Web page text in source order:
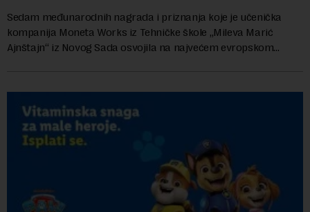
Sedam međunarodnih nagrada i priznanja koje je učenička
kompanija Moneta Works iz Tehničke škole „Mileva Marić
Ajnštajn“ iz Novog Sada osvojila na najvećem evropskom